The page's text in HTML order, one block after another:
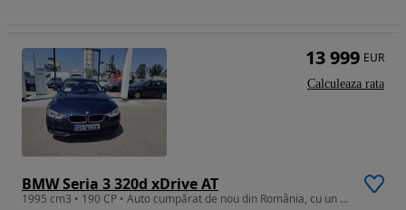
BMW Seria 3 320d xDrive AT
1995 cm3 • 190 CP • Auto cumpărat de nou din România, cu un singur proprietar.
13 999 EUR
Calculeaza rata